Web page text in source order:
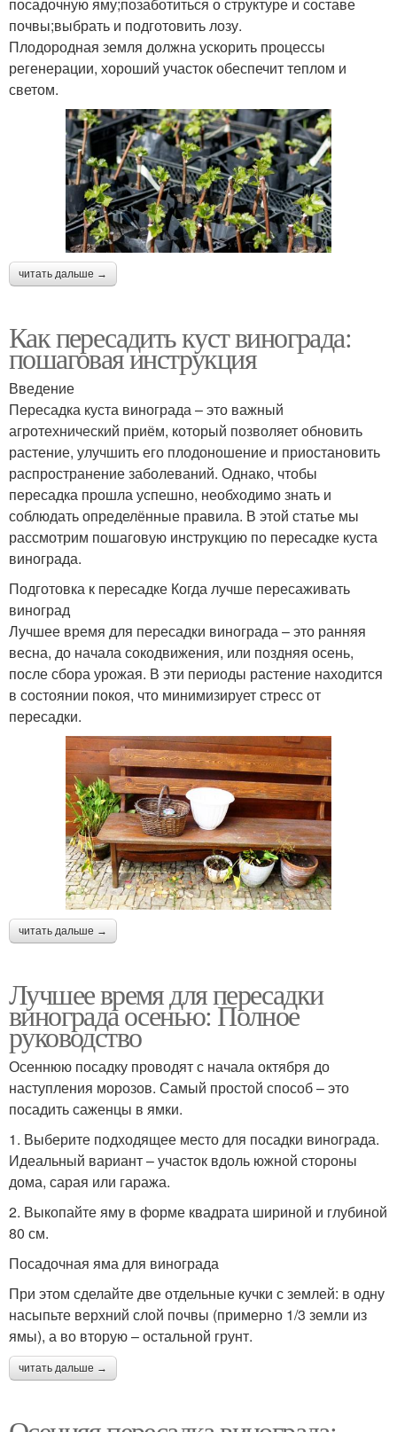
почвы;выбрать и подготовить лозу.
Плодородная земля должна ускорить процессы
регенерации, хороший участок обеспечит теплом и
светом.
читать дальше →
Как пересадить куст винограда:
пошаговая инструкция
Введение
Пересадка куста винограда – это важный
агротехнический приём, который позволяет обновить
растение, улучшить его плодоношение и приостановить
распространение заболеваний. Однако, чтобы
пересадка прошла успешно, необходимо знать и
соблюдать определённые правила. В этой статье мы
рассмотрим пошаговую инструкцию по пересадке куста
винограда.
Подготовка к пересадке Когда лучше пересаживать
виноград
Лучшее время для пересадки винограда – это ранняя
весна, до начала сокодвижения, или поздняя осень,
после сбора урожая. В эти периоды растение находится
в состоянии покоя, что минимизирует стресс от
пересадки.
читать дальше →
Лучшее время для пересадки
винограда осенью: Полное
руководство
Осеннюю посадку проводят с начала октября до
наступления морозов. Самый простой способ – это
посадить саженцы в ямки.
1. Выберите подходящее место для посадки винограда.
Идеальный вариант – участок вдоль южной стороны
дома, сарая или гаража.
2. Выкопайте яму в форме квадрата шириной и глубиной
80 см.
Посадочная яма для винограда
При этом сделайте две отдельные кучки с землей: в одну
насыпьте верхний слой почвы (примерно 1/3 земли из
ямы), а во вторую – остальной грунт.
читать дальше →